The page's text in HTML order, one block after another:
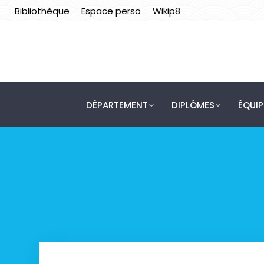
Bibliothèque Espace perso Wikip8
DÉPARTEMENT DIPLÔMES